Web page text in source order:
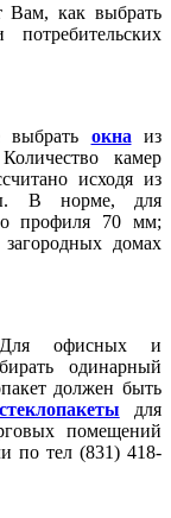
Вам, как выбрать
окна
из
камер
исходя из
В норме, для
профиля 70 мм;
домах
офисных и
одинарный
должен быть
стеклопакеты
для
помещений
по тел (831) 418-